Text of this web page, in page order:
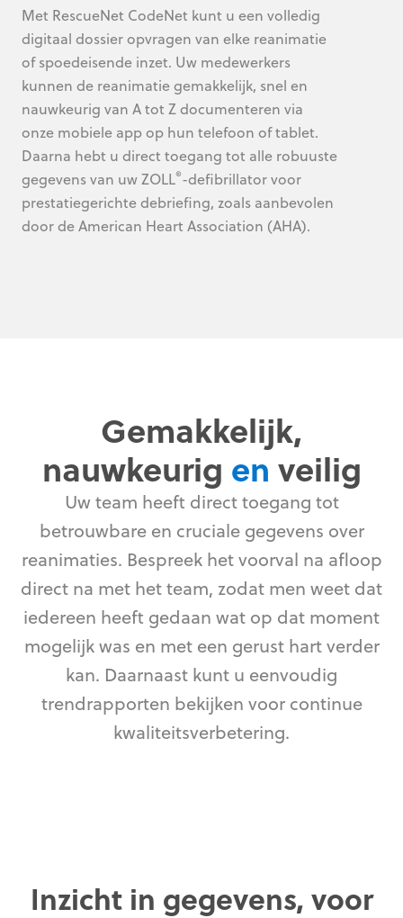
Met RescueNet CodeNet kunt u een volledig
digitaal dossier opvragen van elke reanimatie
of spoedeisende inzet. Uw medewerkers
kunnen de reanimatie gemakkelijk, snel en
nauwkeurig van A tot Z documenteren via
onze mobiele app op hun telefoon of tablet.
Daarna hebt u direct toegang tot alle robuuste
gegevens van uw ZOLL®-defibrillator voor
prestatiegerichte debriefing, zoals aanbevolen
door de American Heart Association (AHA).
Gemakkelijk,
nauwkeurig en veilig
Uw team heeft direct toegang tot
betrouwbare en cruciale gegevens over
reanimaties. Bespreek het voorval na afloop
direct na met het team, zodat men weet dat
iedereen heeft gedaan wat op dat moment
mogelijk was en met een gerust hart verder
kan. Daarnaast kunt u eenvoudig
trendrapporten bekijken voor continue
kwaliteitsverbetering.
Inzicht in gegevens, voor